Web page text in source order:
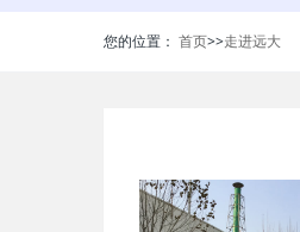
您的位置： 首页>>走进远大